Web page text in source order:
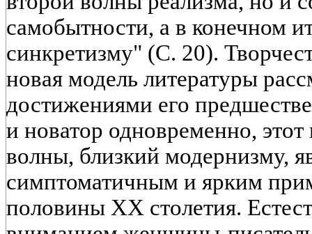
самобытности, а в конечном
синкретизму" (С. 20).
новая модель литературы
достижениями его
и новатор одновременно,
волны, близкий модернизму,
симптоматичным и ярким
половины XX столетия.